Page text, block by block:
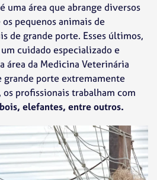
é uma área que abrange diversos
pequenos animais de
de grande porte. Esses últimos,
cuidado especializado e
área da Medicina Veterinária
grande porte extremamente
profissionais trabalham com
elefantes, entre outros.